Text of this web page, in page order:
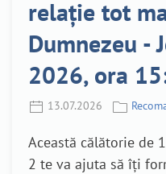
relație tot
Dumnezeu -
2026, ora
13.07.2026
Această călătorie de
2 te va ajuta să îți